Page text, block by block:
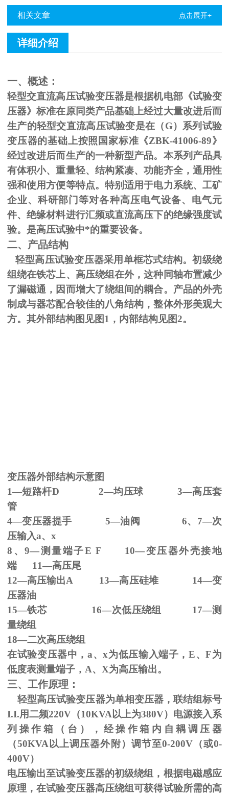
相关文章 点击展开+
详细介绍
一、概述：
轻型交直流高压试验变压器是根据机电部《试验变
压器》标准在原同类产品基础上经过大量改进后而
生产的轻型交直流高压试验变是在（G）系列试验
变压器的基础上按照国家标准《ZBK-41006-89》
经过改进后而生产的一种新型产品。本系列产品具
有体积小、重量轻、结构紧凑、功能齐全，通用性
强和使用方便等特点。特别适用于电力系统、工矿
企业、科研部门等对各种高压电气设备、电气元
件、绝缘材料进行汇频或直流高压下的绝缘强度试
验。是高压试验中*的重要设备。
二、产品结构
轻型高压试验变压器采用单框芯式结构。初级绕
组绕在铁芯上、高压绕组在外，这种同轴布置减少
了漏磁通，因而增大了绕组间的耦合。产品的外壳
制成与器芯配合较佳的八角结构，整体外形美观大
方。其外部结构图见图1 ，内部结构见图2。
变压器外部结构示意图
1—短路杆D 2—均压球 3—高压套
管
4—变压器提手 5—油阀 6、 7—次
压输入a、 x
8、9—测量端子E F 10—变压器外壳接地
端 11—高压尾
12—高压输出A 13—高压硅堆 14—变
压器油
15—铁芯 16—次低压绕组 17—测
量绕组
18—二次高压绕组
在试验变压器中，a、x为低压输入端子，E、F为
低度表测量端子， A、 X为高压输出。
三、工作原理：
轻型高压试验变压器为单相变压器，联结组标号
I.I.用二频220V （10KVA 以上为380V）电源接入系
列操作箱（台），经操作箱内自耦调压器
（50KVA 以上调压器外附）调节至0-200V（或0-
400V）
电压输出至试验变压器的初级绕组，根据电磁感应
原理，在试验变压器高压绕组可获得试验所需的高